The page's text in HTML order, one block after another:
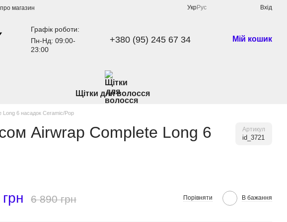
про магазин УкрРус Вхід
Графік роботи:
Пн-Нд: 09:00-
23:00
+380 (95) 245 67 34 Мій кошик
Щітки для волосся
Long 6 насадок Сeramic/Pop
Airwrap Complete Long 6
Артикул
id_3721
6 890 грн Порівняти В бажання